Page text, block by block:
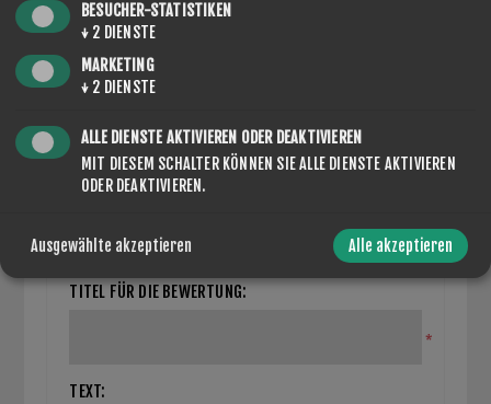
CLOSE REVIEW FORM
Nur registrierte Benutzer können Produkte bewerten
TITEL FÜR DIE BEWERTUNG:
*
TEXT:
BESUCHER-STATISTIKEN
↓ 2 DIENSTE
MARKETING
↓ 2 DIENSTE
ALLE DIENSTE AKTIVIEREN ODER DEAKTIVIEREN
MIT DIESEM SCHALTER KÖNNEN SIE ALLE DIENSTE AKTIVIEREN
ODER DEAKTIVIEREN.
Ausgewählte akzeptieren Alle akzeptieren